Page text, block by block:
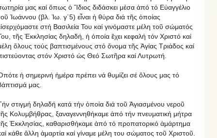
μας καί ὅπως ὁ Ἴδιος διδάσκει μέσα ἀπό τό Εὐαγγέλιο
Ἰωάννου (βλ. Ἰω. γ΄5) εἶναι ἡ θύρα διά τῆς ὁποίας
στή Βασιλεία Του καί γινόμαστε μέλη τοῦ σώματός
τῆς Ἐκκλησίας δηλαδή, ἡ ὁποία ἔχει κεφαλή τόν Χριστό καί
ὅλους τούς βαπτισμένους στό ὄνομα τῆς Ἁγίας Τριάδος καί
στόν Χριστό ὡς Θεό Σωτῆρα καί Λυτρωτή.
ἡ σημερινή ἡμέρα πρέπει νά θυμίζει σέ ὅλους μας τό
μας.
στιγμή δηλαδή κατά τήν ὁποία διά τοῦ Ἁγιασμένου νεροῦ
Κολυμβήθρας, ξαναγεννηθήκαμε ἀπό τήν πνευματική μήτρα
Ἐκκλησίας, καθαρισθήκαμε ἀπό τό προπατορικό ἁμάρτημα
κάθε ἄλλη ἁμαρτία καί γίναμε μέλη του σώματος τοῦ Χριστοῦ.